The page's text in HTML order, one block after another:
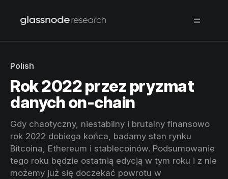
Polish
Rok 2022 przez pryzmat
danych on-chain
Gdy chaotyczny, niestabilny i brutalny finansowo
rok 2022 dobiega końca, badamy stan rynku
Bitcoina, Ethereum i stablecoinów. Podsumowanie
tego roku będzie ostatnią edycją w tym roku i z nie
możemy już się doczekać powrotu w